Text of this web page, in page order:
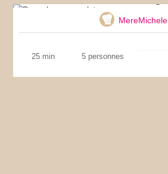
MereMichele
25 min 5 personnes